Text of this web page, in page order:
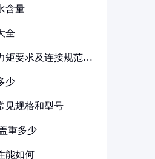
含量
全
矩要求及连接规范详
少
见规格和型号
重多少
能如何